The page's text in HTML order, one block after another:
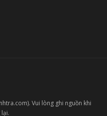
Vui lòng ghi nguồn khi